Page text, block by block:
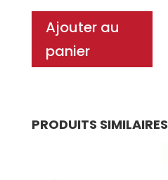
Ajouter au
panier
PRODUITS SIMILAIRES